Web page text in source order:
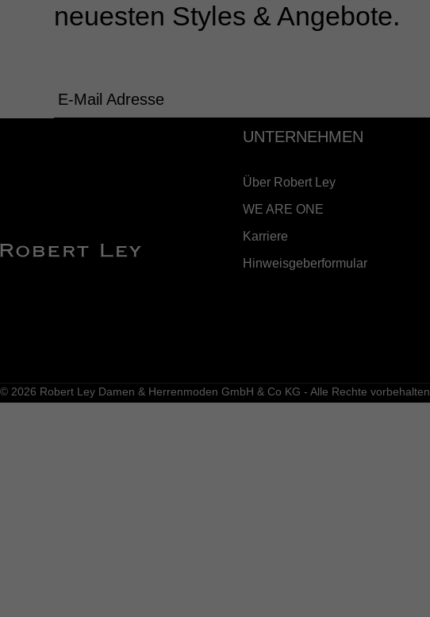
neuesten Styles & Angebote.
E-Mail Adresse
UNTERNEHMEN
Über Robert Ley
WE ARE ONE
Karriere
Hinweisgeberformular
© 2026 Robert Ley Damen & Herrenmoden GmbH & Co KG - Alle Rechte vorbehalten.